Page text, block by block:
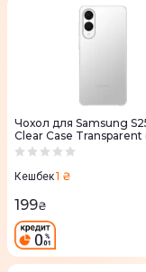
Чохол для Samsung
Clear Case Transparent
QS937CTEGWW)
Кешбек1 ₴
199₴